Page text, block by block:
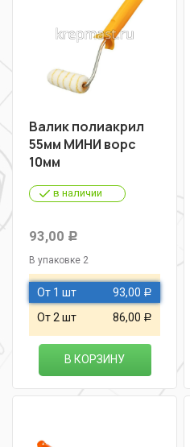
Валик полиакрил
55мм МИНИ ворс
10мм
в наличии
93,00 Р
В упаковке 2
От 1 шт 93,00 Р
От 2 шт 86,00 Р
В КОРЗИНУ